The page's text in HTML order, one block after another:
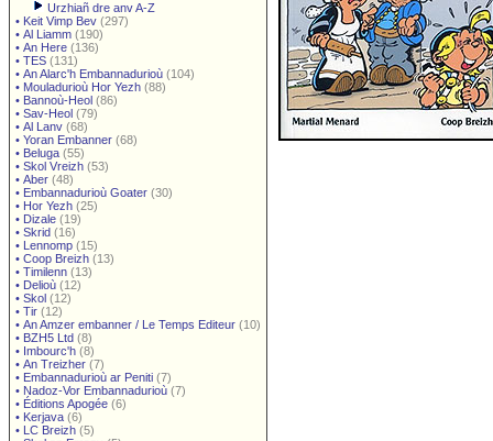
Urzhiañ dre anv A-Z
• Keit Vimp Bev (297)
• Al Liamm (190)
• An Here (136)
• TES (131)
• An Alarc'h Embannadurioù (104)
• Mouladurioù Hor Yezh (88)
• Bannoù-Heol (86)
• Sav-Heol (79)
• Al Lanv (68)
• Yoran Embanner (68)
• Beluga (55)
• Skol Vreizh (53)
• Aber (48)
• Embannadurioù Goater (30)
• Hor Yezh (25)
• Dizale (19)
• Skrid (16)
• Lennomp (15)
• Coop Breizh (13)
• Timilenn (13)
• Delioù (12)
• Skol (12)
• Tir (12)
• An Amzer embanner / Le Temps Editeur (10)
• BZH5 Ltd (8)
• Imbourc'h (8)
• An Treizher (7)
• Embannadurioù ar Peniti (7)
• Nadoz-Vor Embannadurioù (7)
• Éditions Apogée (6)
• Kerjava (6)
• LC Breizh (5)